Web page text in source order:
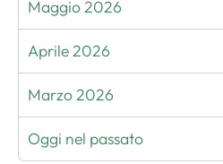
Maggio 2026
Aprile 2026
Marzo 2026
Oggi nel passato